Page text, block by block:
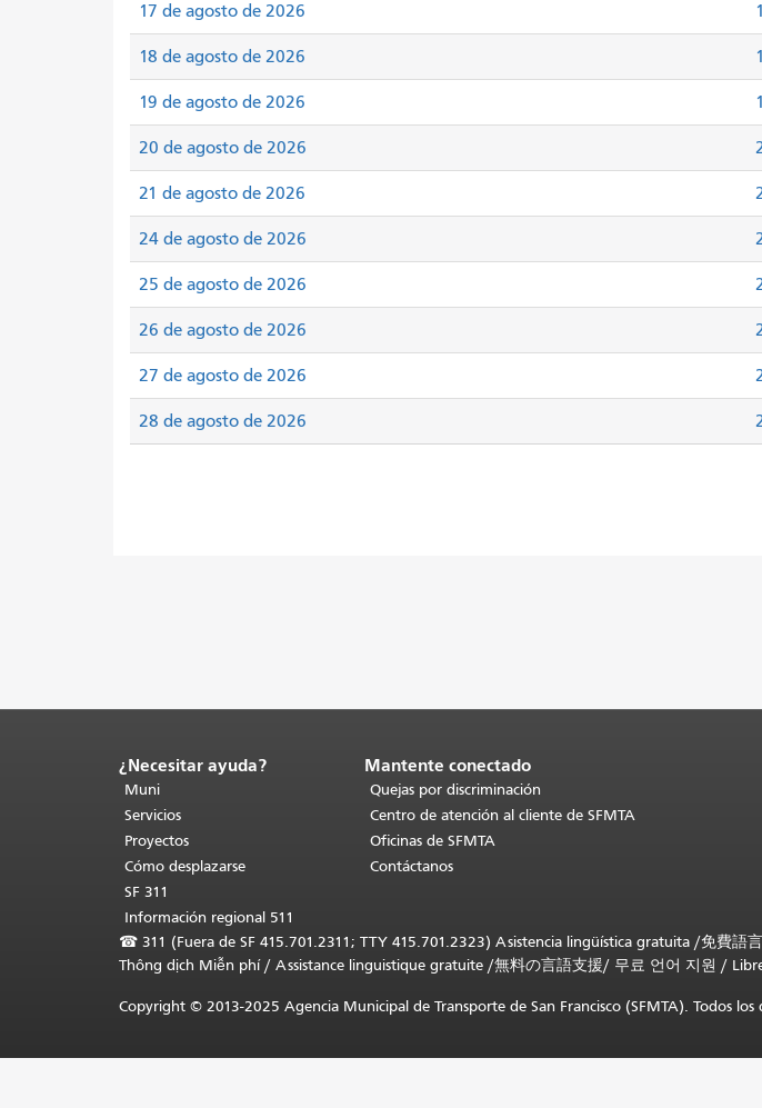
17 de agosto de 2026
18 de agosto de 2026
19 de agosto de 2026
20 de agosto de 2026
21 de agosto de 2026
24 de agosto de 2026
25 de agosto de 2026
26 de agosto de 2026
27 de agosto de 2026
28 de agosto de 2026
Fin
del
contenido
de
la
página.
esta
página
se
¿Necesitar ayuda?
Muni
Servicios
Proyectos
Cómo desplazarse
SF 311
Información regional 511
Mantente conectado
Quejas por discriminación
Centro de atención al cliente de SFMTA
Oficinas de SFMTA
Contáctanos
☎ 311 (Fuera de SF 415.701.2311; TTY 415.701.2323) Asistencia lingüística gratuita /免費語
Thông dịch Miễn phí/ Assistance linguistique gratuite /無料の言語支援/ 무료 언어 지원 /
Copyright © 2013-2025 Agencia Municipal de Transporte de San Francisco (SFMTA). Todos los